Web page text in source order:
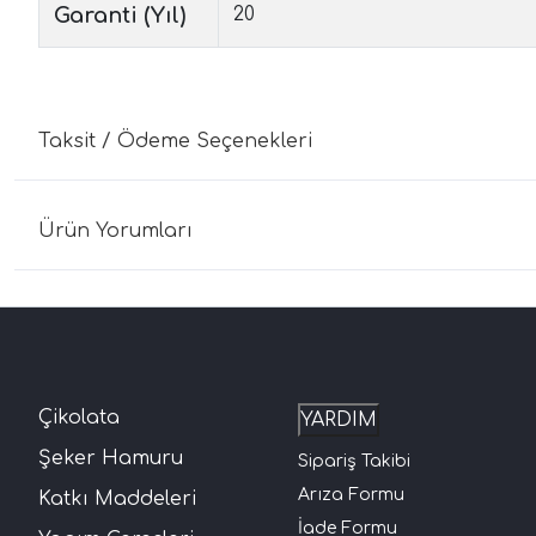
Garanti (Yıl) 20
Taksit / Ödeme Seçenekleri
Ürün Yorumları
Çikolata
Şeker Hamuru
Katkı Maddeleri
YARDIM
Sipariş Takibi
Arıza Formu
İade Formu